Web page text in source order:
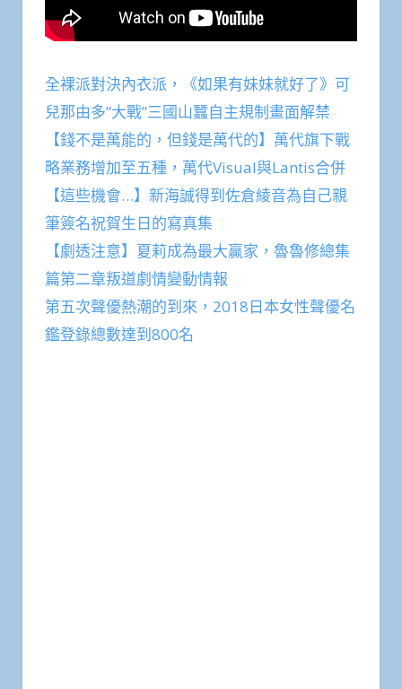
全裸派對決內衣派，《如果有妹妹就好了》可
兒那由多”大戰”三國山蠶自主規制畫面解禁
【錢不是萬能的，但錢是萬代的】萬代旗下戰
略業務增加至五種，萬代Visual與Lantis合併
【這些機會…】新海誠得到佐倉綾音為自己親
筆簽名祝賀生日的寫真集
【劇透注意】夏莉成為最大贏家，魯魯修總集
篇第二章叛道劇情變動情報
第五次聲優熱潮的到來，2018日本女性聲優名
鑑登錄總數達到800名